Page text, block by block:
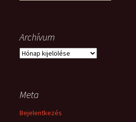
Archívum
Archívum
Meta
Bejelentkezés